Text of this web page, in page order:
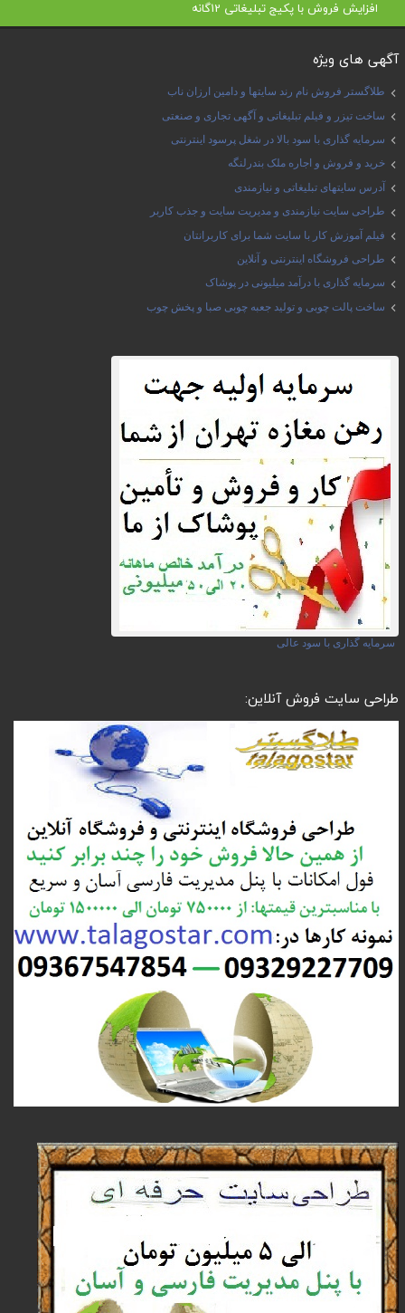
افزایش فروش با پکیج تبلیغاتی 12گانه
آگهی های ویژه
طلاگستر فروش نام رند سایتها و دامین ارزان ناب
ساخت تیزر و فیلم تبلیغاتی و آگهی تجاری و صنعتی
سرمایه گذاری با سود بالا در شغل پرسود اینترنتی
خرید و فروش و اجاره ملک بندرلنگه
آدرس سایتهای تبلیغاتی و نیازمندی
طراحی سایت نیازمندی و مدیریت سایت و جذب کاربر
فیلم آموزش کار با سایت شما برای کاربرانتان
طراحی فروشگاه اینترنتی و آنلاین
سرمایه گذاری با درآمد میلیونی در پوشاک
ساخت پالت چوبی و تولید جعبه چوبی صبا و پخش چوب
سرمایه گذاری با سود عالی
طراحی سایت فروش آنلاین: